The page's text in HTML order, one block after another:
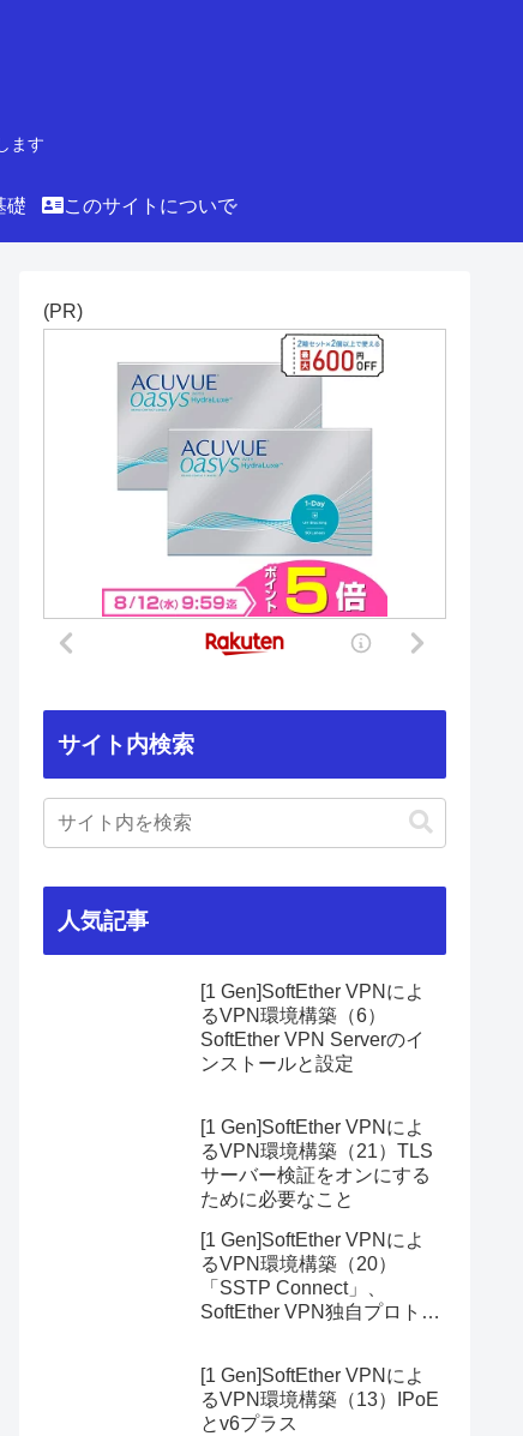
ます
礎 このサイトについて
(PR)
サイト内検索
人気記事
[1 Gen]SoftEther VPNによ
るVPN環境構築（6）
SoftEther VPN Serverのイ
ンストールと設定
[1 Gen]SoftEther VPNによ
るVPN環境構築（21）TLS
サーバー検証をオンにする
ために必要なこと
[1 Gen]SoftEther VPNによ
るVPN環境構築（20）
「SSTP Connect」、
SoftEther VPN独自プロトコ
[1 Gen]SoftEther VPNによ
るVPN環境構築（13）IPoE
とv6プラス